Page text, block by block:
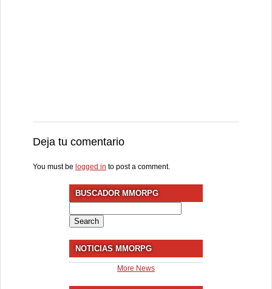
Deja tu comentario
You must be logged in to post a comment.
BUSCADOR MMORPG
for:
NOTICIAS MMORPG
More News